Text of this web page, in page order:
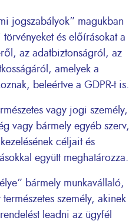
jogszabályok” magukban
és előírásokat a
az adatbiztonságról, az
amelyek a
beleértve a GDPR-t is.
vagy jogi személy,
vagy bármely egyéb szerv,
céljait és
együtt meghatározza.
bármely munkavállaló,
személy, akinek
leadni az ügyfél